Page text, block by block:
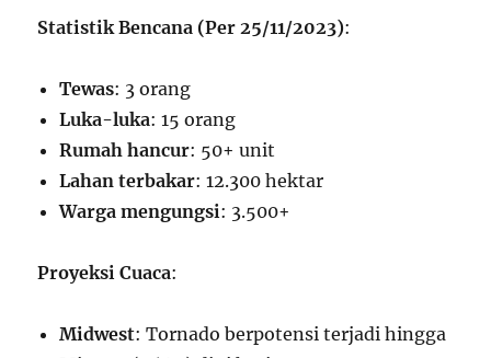
Statistik Bencana (Per 25/11/2023):
Tewas: 3 orang
Luka-luka: 15 orang
Rumah hancur: 50+ unit
Lahan terbakar: 12.300 hektar
Warga mengungsi: 3.500+
Proyeksi Cuaca:
Midwest: Tornado berpotensi terjadi hingga